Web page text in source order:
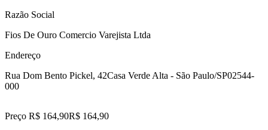
Razão Social
Fios De Ouro Comercio Varejista Ltda
Endereço
Rua Dom Bento Pickel, 42Casa Verde Alta - São Paulo/SP02544-
000
Preço R$ 164,90R$ 164,90